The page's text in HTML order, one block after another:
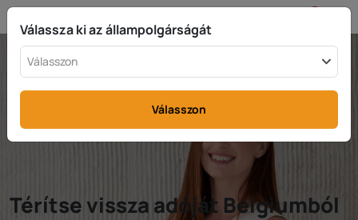
Térítse vissza adóját Belgiumból
Válassza ki az állampolgárságát
Válasszon
Válasszon